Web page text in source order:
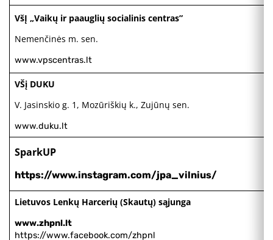
VšĮ „Vaikų ir paauglių socialinis centras”
Nemenčinės m. sen.
www.vpscentras.lt
VŠį DUKU
V. Jasinskio g. 1, Mozūriškių k., Zujūnų sen.
www.duku.lt
SparkUP
https://www.instagram.com/jpa_vilnius/
Lietuvos Lenkų Harcerių (Skautų) sąjunga
www.zhpnl.lt
https://www.facebook.com/zhpnl